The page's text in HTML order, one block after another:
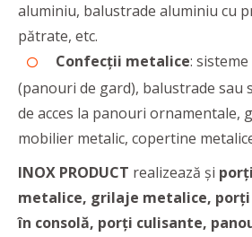
aluminiu, balustrade aluminiu cu
pătrate, etc.
Confecții metalice:
(panouri de gard), balustrade sau
de acces la panouri ornamentale,
mobilier metalic, copertine
INOX PRODUCT realizează și
metalice, grilaje metalice,
în consolă, porți culisante,